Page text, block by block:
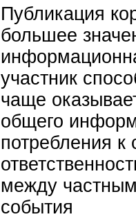
Публикация
большее
участник
чаще
общего
потребления к
между
события